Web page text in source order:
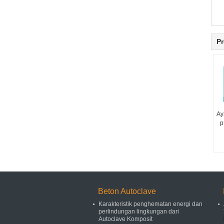
Beton Autoclave
Karakteristik penghematan energi dan
perlindungan lingkungan dari
Autoclave Komposit